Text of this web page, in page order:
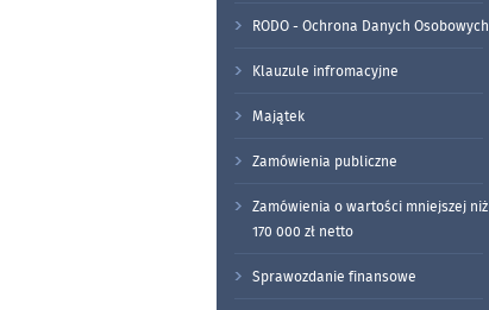
RODO - Ochrona Danych Osobowych
Klauzule infromacyjne
Majątek
Zamówienia publiczne
Zamówienia o wartości mniejszej niż
170 000 zł netto
Sprawozdanie finansowe